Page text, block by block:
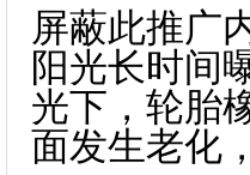
屏蔽此推
阳光长时间
光下，轮胎
面发生老化